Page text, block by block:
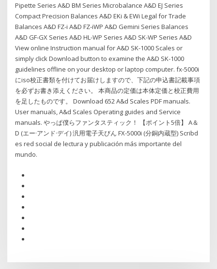
Pipette Series A&D BM Series Microbalance A&D EJ Series
Compact Precision Balances A&D EKi & EWi Legal for Trade
Balances A&D FZ-i A&D FZ-iWP A&D Gemini Series Balances
A&D GF-GX Series A&D HL-WP Series A&D SK-WP Series A&D
View online Instruction manual for A&D SK-1000 Scales or
simply click Download button to examine the A&D SK-1000
guidelines offline on your desktop or laptop computer. fx-5000i
にiso校正書類を付けてお届けしますので、下記の申込書記載事項
を必ずお書き添えください。 本商品の定価は本体定価と校正費用
を足したものです。 Download 652 A&d Scales PDF manuals.
User manuals, A&d Scales Operating guides and Service
manuals. やっぱ僕らファンタスティック！ 【ポイント5倍】 A＆
D (エー·アンド·デイ) 汎用電子天びん FX-5000i (分銅内蔵型) Scribd
es red social de lectura y publicación más importante del
mundo.